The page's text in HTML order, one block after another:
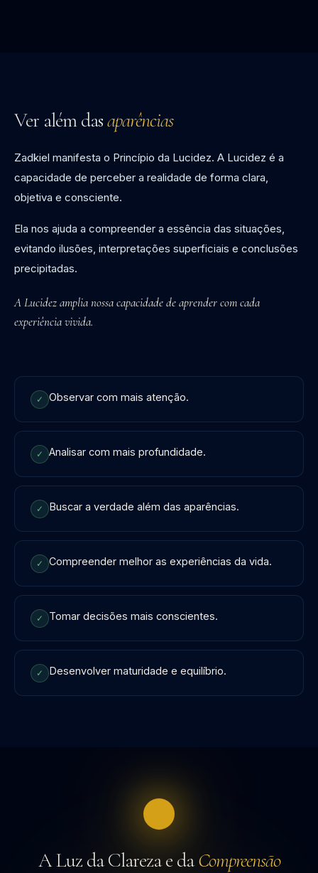
Ver além dasaparências
Zadkiel manifesta o Princípio da Lucidez. A Lucidez é a
capacidade de perceber a realidade de forma clara,
objetiva e consciente.
Ela nos ajuda a compreender a essência das situações,
evitando ilusões, interpretações superficiais e conclusões
precipitadas.
A Lucidez amplia nossa capacidade de aprender com cada
experiência vivida.
✓ Observar com mais atenção.
✓ Analisar com mais profundidade.
✓ Buscar a verdade além das aparências.
✓ Compreender melhor as experiências da vida.
✓ Tomar decisões mais conscientes.
✓ Desenvolver maturidade e equilíbrio.
A Luz da Clareza e daCompreensão